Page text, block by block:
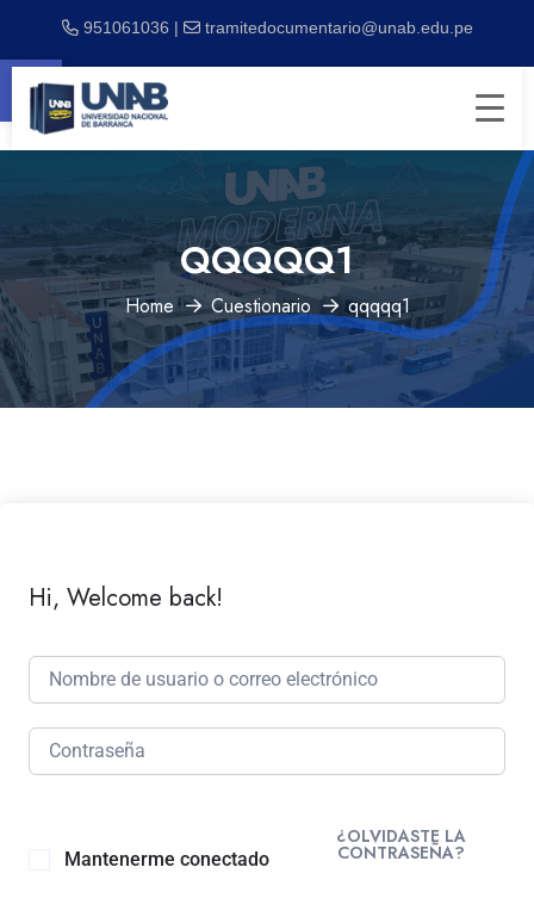
Abrir barra de herramientas
951061036 | tramitedocumentario@unab.edu.pe
QQQQQ1
Home Cuestionario qqqqq1
Hi, Welcome back!
Mantenerme conectado
¿OLVIDASTE LA
CONTRASEÑA?